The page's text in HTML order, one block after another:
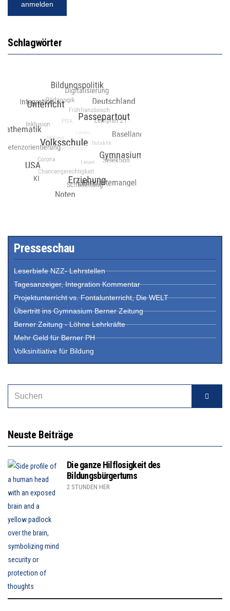
Schlagwörter
Presseschau
Leserbiefe NZZ- Lehrstellen
Tagesanzeiger, Integration Kommentar
Projektunterricht vs. Fontalunterricht, Die WELT
Übertritt ins Gymnasium Berner Zeitung
Berner Zeitung - Löhne Lehrkräfte
Mehr Geld für Berner PH
Volksinitiative für Bildung
Neuste Beiträge
Die ganze Hilflosigkeit des
Bildungsbürgertums
2 STUNDEN HER